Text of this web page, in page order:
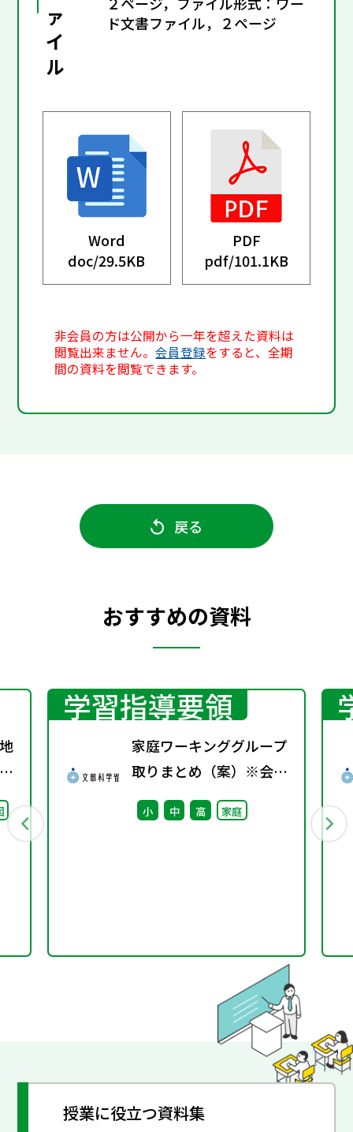
ァ
イ
ル
ド文書ファイル，２ページ
Word
doc/29.5KB
PDF
pdf/101.1KB
非会員の方は公開から一年を超えた資料は
閲覧出来ません。会員登録をすると、全期
間の資料を閲覧できます。
戻る
おすすめの資料
学習指導要領
家庭ワーキンググループ
取りまとめ（案）※会議
後修正
小 中 高 家庭
授業に役立つ資料集